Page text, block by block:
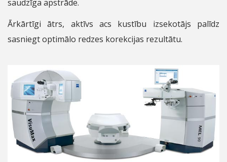
saudzīga apstrāde.
Ārkārtīgi ātrs, aktīvs acs kustību izsekotājs palīdz
sasniegt optimālo redzes korekcijas rezultātu.